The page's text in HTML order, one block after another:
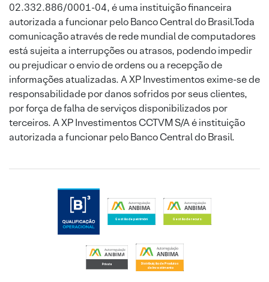
02.332.886/0001-04, é uma instituição financeira
autorizada a funcionar pelo Banco Central do Brasil.Toda
comunicação através de rede mundial de computadores
está sujeita a interrupções ou atrasos, podendo impedir
ou prejudicar o envio de ordens ou a recepção de
informações atualizadas. A XP Investimentos exime-se de
responsabilidade por danos sofridos por seus clientes,
por força de falha de serviços disponibilizados por
terceiros. A XP Investimentos CCTVM S/A é instituição
autorizada a funcionar pelo Banco Central do Brasil.